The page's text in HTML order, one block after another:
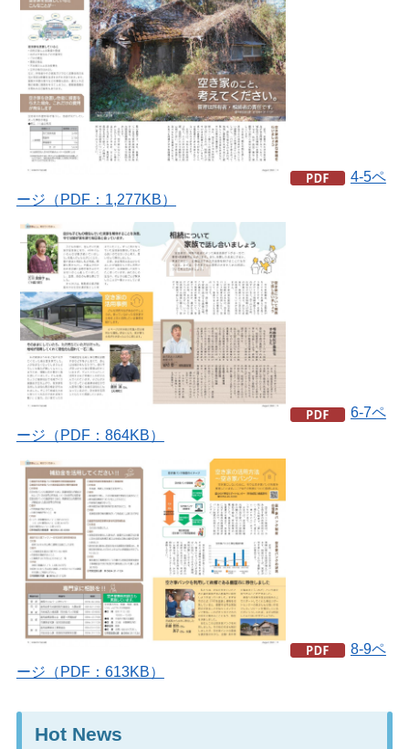
4-5ペ
ージ（PDF：1,277KB）
6-7ペ
ージ（PDF：864KB）
8-9ペ
ージ（PDF：613KB）
Hot News